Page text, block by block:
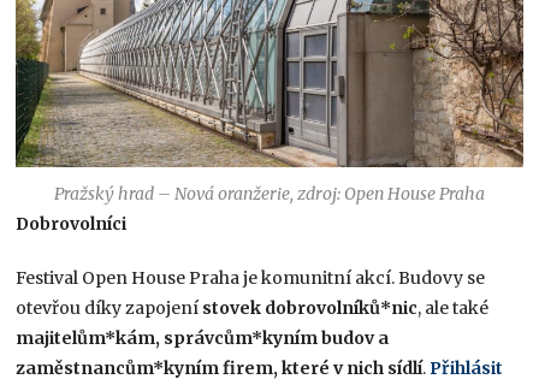
Pražský hrad – Nová oranžerie, zdroj: Open House Praha
Dobrovolníci
Festival Open House Praha je komunitní akcí. Budovy se
otevřou díky zapojení stovek dobrovolníků*nic, ale také
majitelům*kám, správcům*kyním budov a
zaměstnancům*kyním firem, které v nich sídlí.Přihlásit